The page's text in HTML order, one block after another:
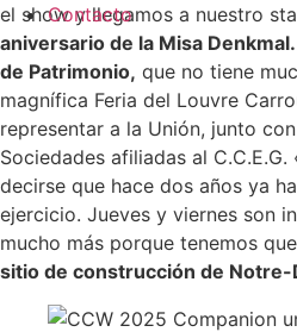
Contacto
el show y llegamos a nuestro
aniversario de la Misa
de Patrimonio, que no tiene
magnífica Feria del Louvre
representar a la Unión, junto
Sociedades afiliadas al C.C.E.G.
decirse que hace dos años ya
ejercicio. Jueves y viernes son
mucho más porque tenemos
sitio de construcción de Notre-